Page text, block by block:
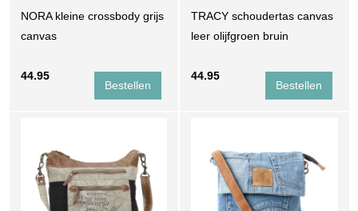
NORA kleine crossbody grijs
canvas
44.95
TRACY schoudertas canvas
leer olijfgroen bruin
44.95